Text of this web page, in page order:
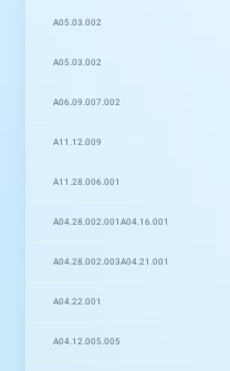
A05.03.002
A05.03.002
A06.09.007.002
A11.12.009
A11.28.006.001
A04.28.002.001 A04.16.001
A04.28.002.003A04.21.001
A04.22.001
A04.12.005.005